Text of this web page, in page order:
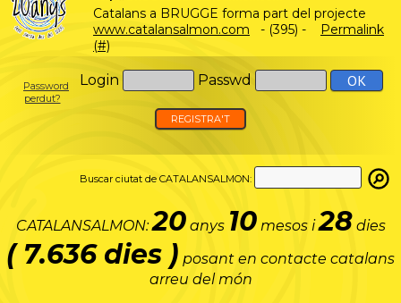
Catalans a BRUGGE forma part del projecte
www.catalansalmon.com - (395) - Permalink
(#)
Login Passwd
Password
perdut?
REGISTRA'T
Buscar ciutat de CATALANSALMON:
CATALANSALMON:20anys 10mesos i28 dies
( 7.636 dies ) posant en contacte catalans
arreu del món